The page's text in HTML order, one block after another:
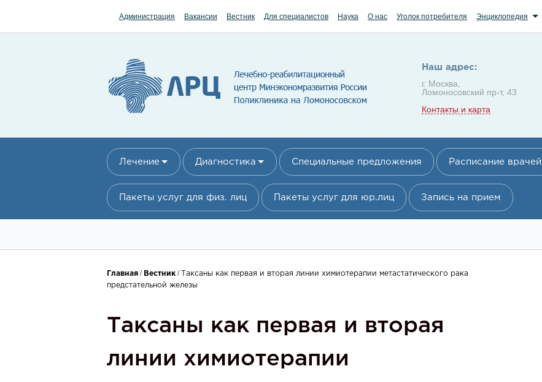
Администрация Вакансии Вестник Для специалистов Наука О нас Уголок потребителя Энциклопедия
Наш адрес:
г. Москва,
Ломоносовский пр-т, 43
Контакты и карта
Лечение Диагностика Специальные предложения Расписание врачей
Пакеты услуг для физ. лиц Пакеты услуг для юр.лиц Запись на прием
Вы здесь
Главная / Вестник /
Таксаны как первая и вторая линии химиотерапии метастатического рака
предстательной железы
Таксаны как первая и вторая
линии химиотерапии